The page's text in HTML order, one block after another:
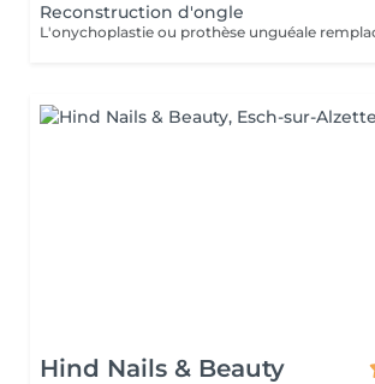
Reconstruction d'ongle
Hind Nails & Beauty